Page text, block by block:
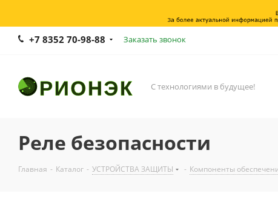
+7 8352 70-98-88 Заказать звонок
С технологиями в будущее!
Реле безопасности
Главная - Каталог - УСТРОЙСТВА ЗАЩИТЫ - Компоненты